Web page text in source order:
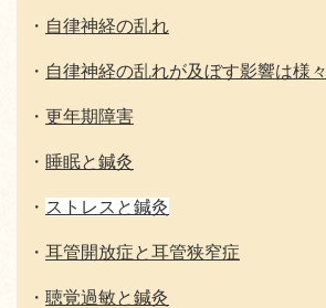
・ 自律神経の乱れ
・ 自律神経の乱れが及ぼす影響は様々
・ 更年期障害
・ 睡眠と鍼灸
・ ストレスと鍼灸
・ 耳管開放症と耳管狭窄症
・ 聴覚過敏と鍼灸